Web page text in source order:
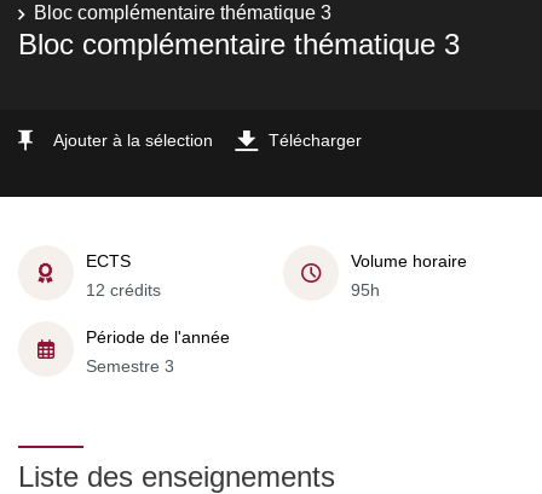
Bloc complémentaire thématique 3
Bloc complémentaire thématique 3
Ajouter à la sélection Télécharger
ECTS
12 crédits
Volume horaire
95h
Période de l'année
Semestre 3
Liste des enseignements